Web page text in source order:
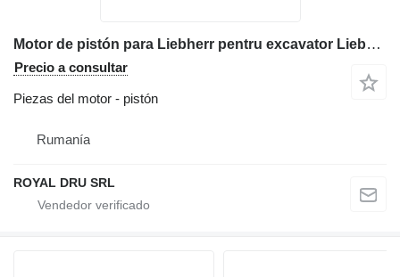
Motor de pistón para Liebherr pentru excavator Liebherr R 964B maquinaria de construcción
Precio a consultar
Piezas del motor - pistón
Rumanía
ROYAL DRU SRL